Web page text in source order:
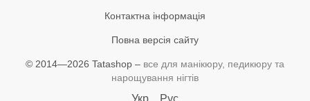
Контактна інформація
Повна версія сайту
© 2014—2026 Tatashop – все для манікюру, педикюру та
нарощування нігтів
Укр Рус